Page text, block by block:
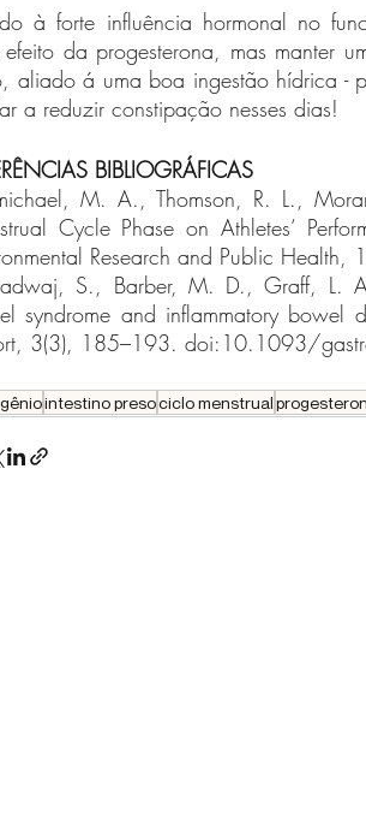
à forte influência hormonal no
efeito da progesterona, mas manter
aliado á uma boa ingestão hídrica -
a reduzir constipação nesses dias!
BIBLIOGRÁFICAS
M. A., Thomson, R. L.,
Cycle Phase on Athletes’
Research and Public
S., Barber, M. D., Graff, L.
syndrome and inflammatory bowel
3(3), 185–193. doi:10.1093/
intestino presociclo menstrual